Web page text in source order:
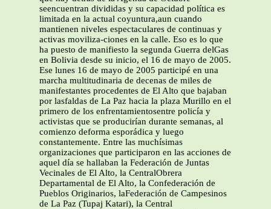
seencuentran divididas y su capacidad política es
limitada en la actual coyuntura,aun cuando
mantienen niveles espectaculares de continuas y
activas moviliza-ciones en la calle. Eso es lo que
ha puesto de manifiesto la segunda Guerra delGas
en Bolivia desde su inicio, el 16 de mayo de 2005.
Ese lunes 16 de mayo de 2005 participé en una
marcha multitudinaria de decenas de miles de
manifestantes procedentes de El Alto que bajaban
por lasfaldas de La Paz hacia la plaza Murillo en el
primero de los enfrentamientosentre policía y
activistas que se producirían durante semanas, al
comienzo deforma esporádica y luego
constantemente. Entre las muchísimas
organizaciones que participaron en las acciones de
aquel día se hallaban la Federación de Juntas
Vecinales de El Alto, la CentralObrera
Departamental de El Alto, la Confederación de
Pueblos Originarios, laFederación de Campesinos
de La Paz (Tupaj Katari), la Central